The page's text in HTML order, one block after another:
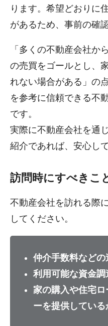
ります。希望どおりに
があるため、事前の確
「多くの不動産会社か
の売買をゴールとし、
れない場合がある」の
を参考に信頼できる不
です。
実際に不動産会社を通
紹介であれば、安心し
訪問時にすべきこ
不動産会社を訪れる際
してください。
仲介手数料など
利用可能な資金
家の購入や住宅
ーを提供している